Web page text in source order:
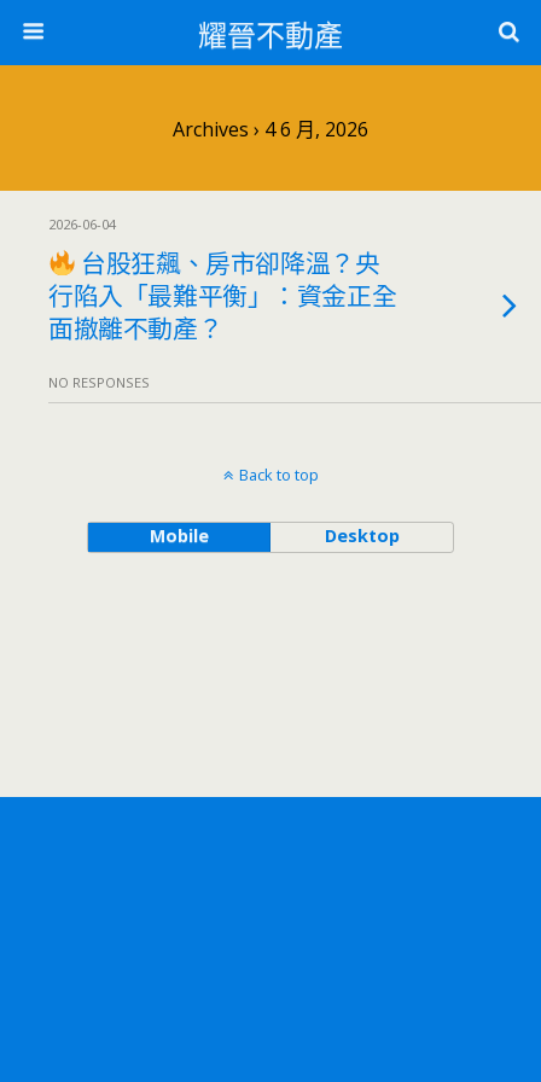
耀晉不動產
Archives › 4 6 月, 2026
2026-06-04
台股狂飆、房市卻降溫？央
行陷入「最難平衡」：資金正全
面撤離不動產？
NO RESPONSES
Back to top
Mobile Desktop